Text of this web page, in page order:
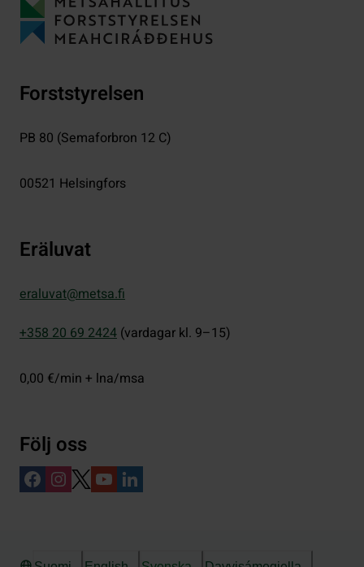
Forststyrelsen
PB 80 (Semaforbron 12 C)
00521 Helsingfors
Eräluvat
eraluvat@metsa.fi
+358 20 69 2424 (vardagar kl. 9–15)
0,00 €/min + lna/msa
Följ oss